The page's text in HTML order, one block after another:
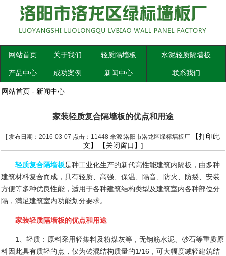
网站首页 关于我们 轻质隔墙板 水泥轻质隔墙板
产品中心 成功案例 新闻中心 联系我们
网站首页 - 新闻中心
家装轻质复合隔墙板的优点和用途
[ 发布日期：2016-03-07 点击：11448 来源:洛阳市洛龙区绿标墙板厂
【打印此
文】
【关闭窗口】 ]
轻质复合隔墙板是种工业化生产的新代高性能建筑内隔板，由多种
建筑材料复合而成，具有轻质、高强、保温、隔音、防火、防裂、安装
方便等多种优良性能，适用于各种建筑结构类型及建筑室内各种部位分
隔，满足建筑室内功能划分要求。
家装轻质隔墙板的优点和用途
1
、轻质：原料采用轻集料及粉煤灰等，无钢筋水泥、砂石等重质原
料因此具有质轻的点，仅为砖混结构质量的1/16 ，可大幅度减轻建筑结